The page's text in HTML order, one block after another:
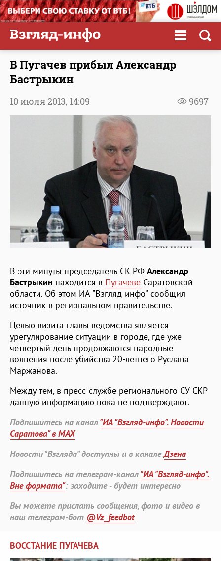
В Пугачев прибыл Александр
Бастрыкин
9697
10 июля 2013, 14:09
В эти минуты председатель СК РФ Александр
Бастрыкин находится в Пугачеве Саратовской
области. Об этом ИА "Взгляд-инфо" сообщил
источник в региональном правительстве.
Целью визита главы ведомства является
урегулирование ситуации в городе, где уже
четвертый день продолжаются народные
волнения после убийства 20-летнего Руслана
Маржанова.
Между тем, в пресс-службе регионального СУ СКР
данную информацию пока не подтверждают.
Подпишитесь на канал"ИА "Взгляд-инфо". Новости
Саратова" в MAX
Новости "Взгляда" доступны и в каналеДзена
Подпишитесь на телеграм-канал"ИА "Взгляд-инфо".
Вне формата": заходите - будет интересно
Вы можете прислать сообщения, фото и видео в
наш телеграм-бот @Vz_feedbot
ВОССТАНИЕ ПУГАЧЕВА